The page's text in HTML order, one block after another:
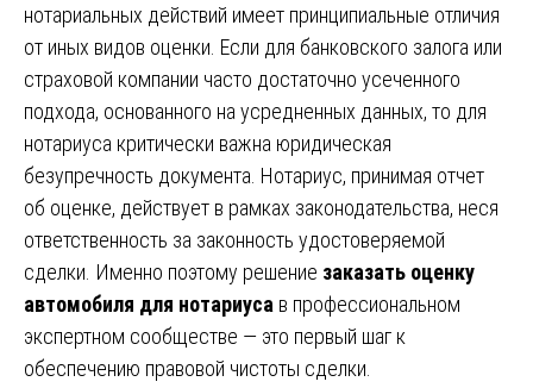
нотариальных действий имеет принципиальные отличия
от иных видов оценки. Если для банковского залога или
страховой компании часто достаточно усеченного
подхода, основанного на усредненных данных, то для
нотариуса критически важна юридическая
безупречность документа. Нотариус, принимая отчет
об оценке, действует в рамках законодательства, неся
ответственность за законность удостоверяемой
сделки. Именно поэтому решение заказать оценку
автомобиля для нотариуса в профессиональном
экспертном сообществе — это первый шаг к
обеспечению правовой чистоты сделки.